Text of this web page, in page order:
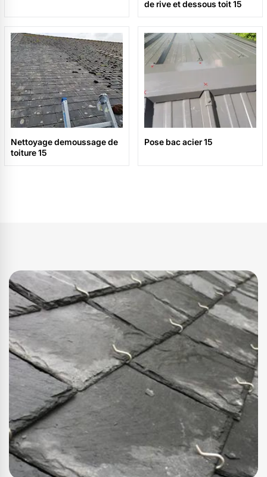
de rive et dessous toit 15
Nettoyage demoussage de
toiture 15
Pose bac acier 15